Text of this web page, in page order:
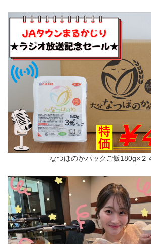
なつほのかパックご飯180g×２